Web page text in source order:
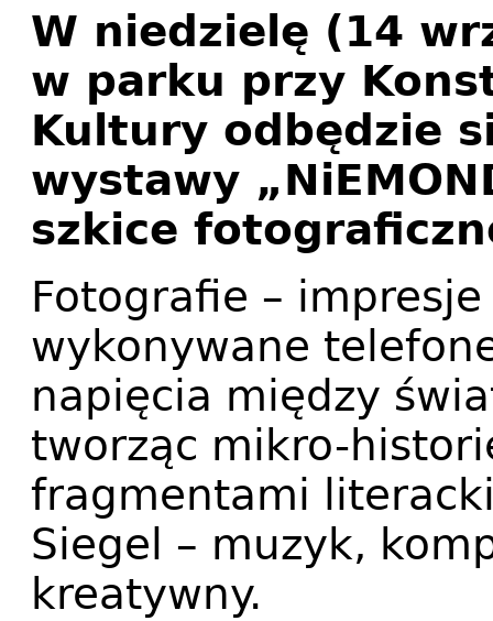
W niedzielę (14
w parku przy
Kultury odbędzie
wystawy
szkice
Fotografie –
wykonywane
napięcia między
tworząc mikro-
fragmentami
Siegel – muzyk,
kreatywny.